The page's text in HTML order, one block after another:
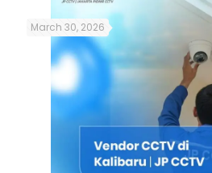
March 30, 2026